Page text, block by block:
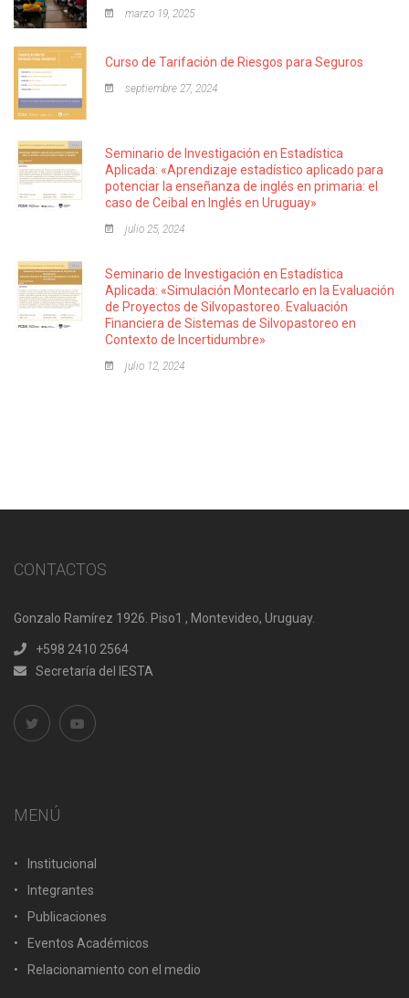
marzo 19, 2025
Curso de Tarifación de Riesgos para Seguros
septiembre 27, 2024
Seminario de Investigación en Estadística
Aplicada: «Aprendizaje estadístico aplicado para
potenciar la enseñanza de inglés en primaria: el
caso de Ceibal en Inglés en Uruguay»
julio 25, 2024
Seminario de Investigación en Estadística
Aplicada: «Simulación Montecarlo en la Evaluación
de Proyectos de Silvopastoreo. Evaluación
Financiera de Sistemas de Silvopastoreo en
Contexto de Incertidumbre»
julio 12, 2024
CONTACTOS
Gonzalo Ramírez 1926. Piso1 , Montevideo, Uruguay.
+598 2410 2564
Secretaría del IESTA
MENÚ
Institucional
Integrantes
Publicaciones
Eventos Académicos
Relacionamiento con el medio